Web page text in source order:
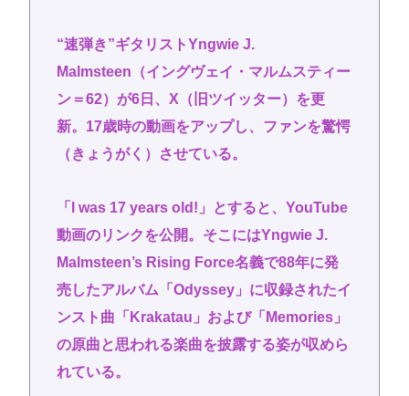
“速弾き”ギタリストYngwie J.
Malmsteen（イングヴェイ・マルムスティー
ン＝62）が6日、X（旧ツイッター）を更
新。17歳時の動画をアップし、ファンを驚愕
（きょうがく）させている。
「I was 17 years old!」とすると、YouTube
動画のリンクを公開。そこにはYngwie J.
Malmsteen’s Rising Force名義で88年に発
売したアルバム「Odyssey」に収録されたイ
ンスト曲「Krakatau」および「Memories」
の原曲と思われる楽曲を披露する姿が収めら
れている。